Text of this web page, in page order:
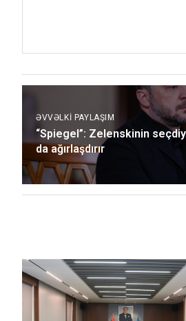
ƏVVƏLKI PAYLAŞIM
“Spiegel”: Zelenskinin
da ağırlaşdırır